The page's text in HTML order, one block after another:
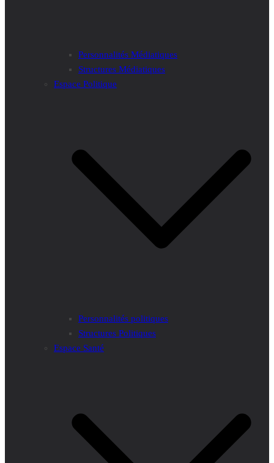
Personnalités Médiatiques
Structures Médiatiques
Espace Politique
Personnalités politiques
Structures Politiques
Espace Santé